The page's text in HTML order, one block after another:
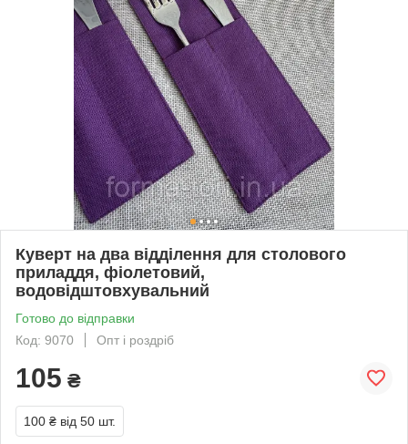
Куверт на два відділення для столового
приладдя, фіолетовий,
водовідштовхувальний
Готово до відправки
Код: 9070
Опт і роздріб
105 ₴
100 ₴ від 50 шт.